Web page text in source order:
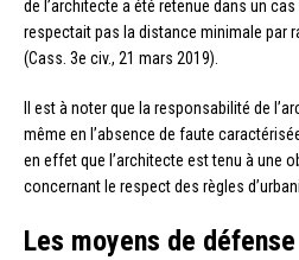
de l’architecte a été retenue dans un
respectait pas la distance minimale par
(Cass. 3e civ., 21 mars 2019).
Il est à noter que la responsabilité de
même en l’absence de faute
en effet que l’architecte est tenu à une
concernant le respect des règles
Les moyens de